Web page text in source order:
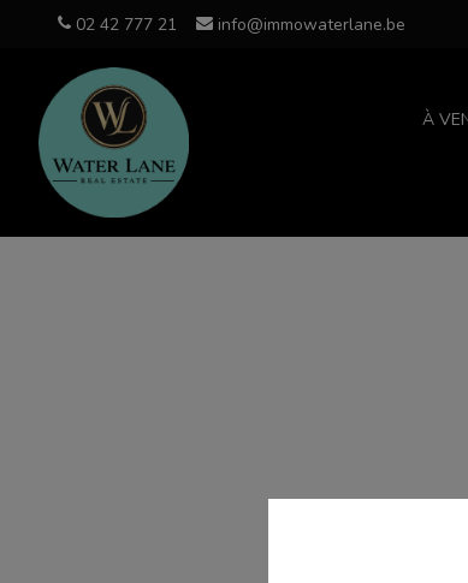
02 42 777 21 info@immowaterlane.be
À